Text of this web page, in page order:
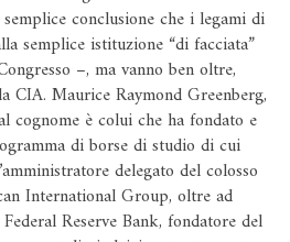
conclusione che i legami di
semplice istituzione “di facciata”
–, ma vanno ben oltre,
CIA. Maurice Raymond Greenberg,
cognome è colui che ha fondato e
di borse di studio di cui
delegato del colosso
International Group, oltre ad
Reserve Bank, fondatore del